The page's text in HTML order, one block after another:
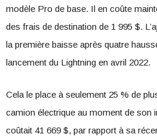
modèle Pro de base. Il en coûte
des frais de destination de 1 995 $.
la première baisse après quatre
lancement du Lightning en avril 2022.
Cela le place à seulement 25 % de
camion électrique au moment de son
coûtait 41 669 $, par rapport à sa